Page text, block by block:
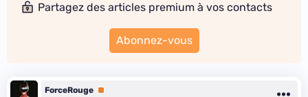
Partagez des articles premium à vos contacts
Abonnez-vous
ForceRouge Premium